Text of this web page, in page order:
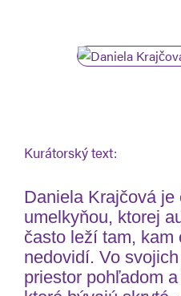
Kurátorský text:
Daniela Krajčová je
umelkyňou, ktorej
často leží tam, kam
nedovidí. Vo
priestor pohľadom